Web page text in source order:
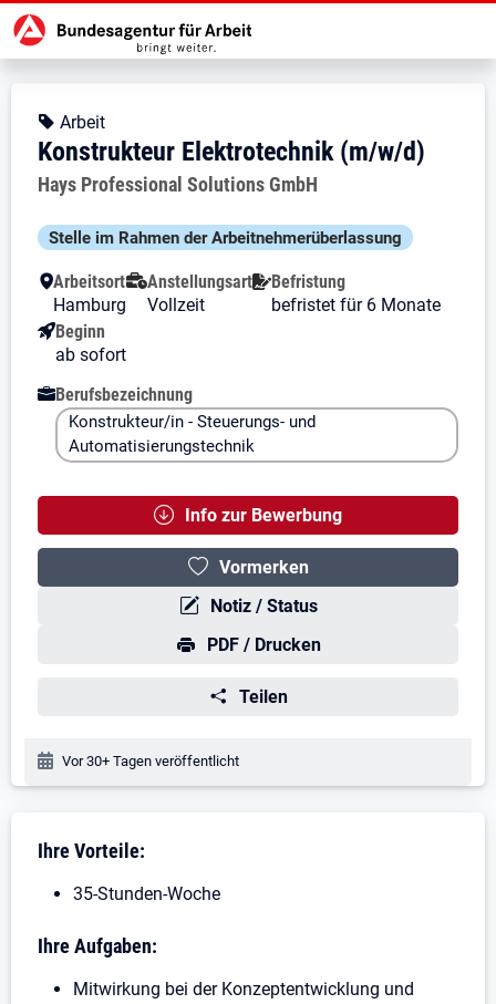
Zur Jobsuche Startseite
Stellendetails zu: Konstrukteur
Konstrukteur Elektrotechnik
Konstrukteur Elektrotechnik (m/
Kopfbereich
Angebotsart:
Arbeit
Konstrukteur Elektrotechnik (m/w/d)
Arbeitgeber:
Hays Professional Solutions GmbH
Besondere Merkmale
Stelle im Rahmen der Arbeit­nehmer­über­lassung
Arbeitsort
Hamburg
Anstellungsart
Vollzeit
Befristung
befristet für 6 Monate
Beginn
ab sofort
Berufsbezeichnung
Konstrukteur/in - Steuerungs- und
Automatisierungstechnik
Info zur Bewerbung
Vormerken
Notiz / Status
PDF / Drucken
Teilen
Veröffentlichungsdatum:
Vor 30+ Tagen veröffentlicht
Stellenbeschreibung
Ihre Vorteile:
35-Stunden-Woche
Ihre Aufgaben:
Mitwirkung bei der Konzeptentwicklung und